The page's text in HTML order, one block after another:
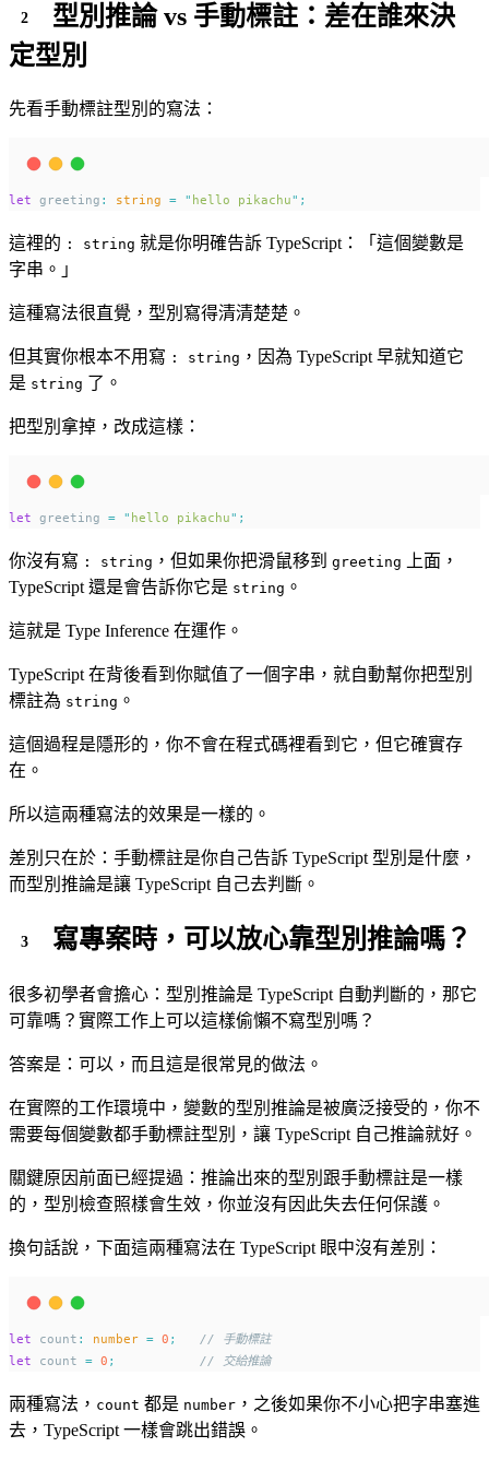
型別推論 vs 手動標註：差在誰來決
定型別
先看手動標註型別的寫法：
let greeting : string = " hello pikachu" ;
這裡的 : string 就是你明確告訴 TypeScript：「這個變數是
字串。」
這種寫法很直覺，型別寫得清清楚楚。
但其實你根本不用寫 : string ，因為 TypeScript 早就知道它
是 string 了。
把型別拿掉，改成這樣：
let greeting = " hello pikachu" ;
你沒有寫 : string ，但如果你把滑鼠移到 greeting
上面，
TypeScript 還是會告訴你它是 string 。
這就是 Type Inference 在運作。
TypeScript 在背後看到你賦值了一個字串，就自動幫你把型別
標註為 string 。
這個過程是隱形的，你不會在程式碼裡看到它，但它確實存
在。
所以這兩種寫法的效果是一樣的。
差別只在於：手動標註是你自己告訴 TypeScript 型別是什麼，
而型別推論是讓 TypeScript 自己去判斷。
寫專案時，可以放心靠型別推論嗎？
很多初學者會擔心：型別推論是 TypeScript 自動判斷的，那它
可靠嗎？實際工作上可以這樣偷懶不寫型別嗎？
答案是：可以，而且這是很常見的做法。
在實際的工作環境中，變數的型別推論是被廣泛接受的，你不
需要每個變數都手動標註型別，讓 TypeScript 自己推論就好。
關鍵原因前面已經提過：推論出來的型別跟手動標註是一樣
的，型別檢查照樣會生效，你並沒有因此失去任何保護。
換句話說，下面這兩種寫法在 TypeScript 眼中沒有差別：
let count : number = 0 ;
// 手動標註
let count = 0 ; // 交給推論
兩種寫法， count 都是 number ，之後如果你不小心把字串塞進
去，TypeScript 一樣會跳出錯誤。